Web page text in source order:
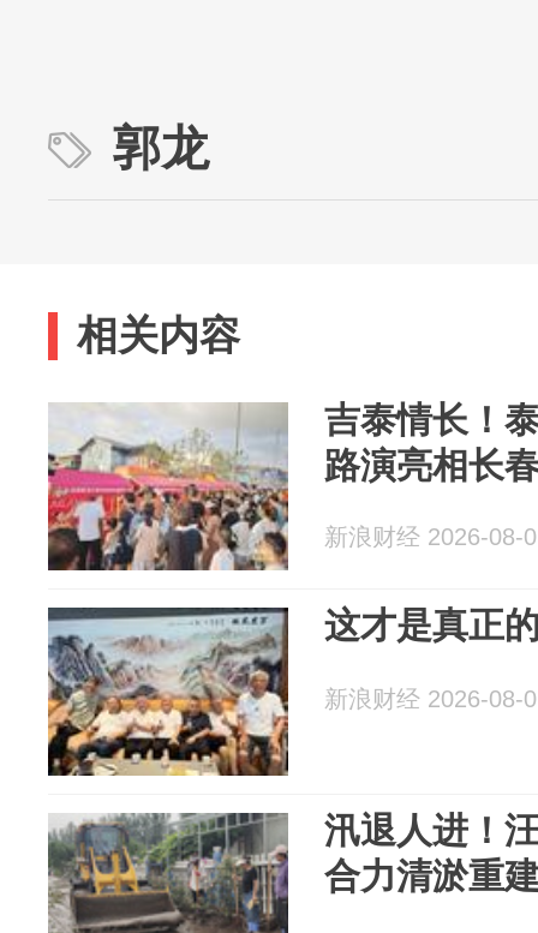
郭龙
相关内容
吉泰情长！
路演亮相长
新浪财经 2026-08-
这才是真正
新浪财经 2026-08-
汛退人进！
合力清淤重